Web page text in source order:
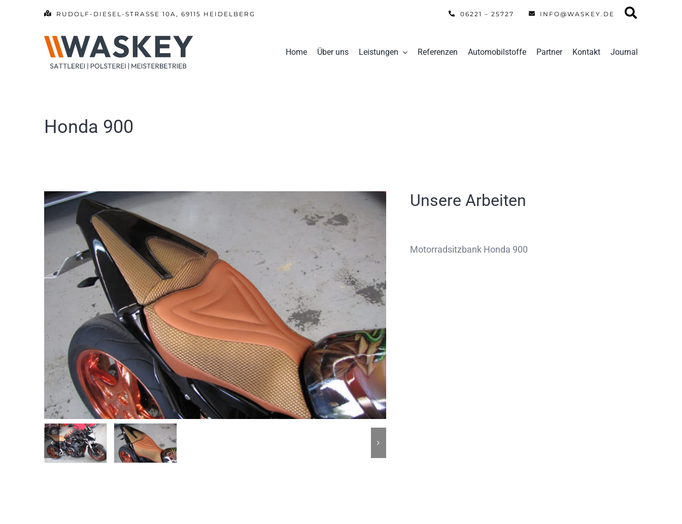
RUDOLF-DIESEL-STRASSE 10A, 69115 HEIDELBERG 06221 – 25727 INFO@WASKEY.DE
Home Über uns Leistungen Referenzen Automobilstoffe Partner Kontakt Journal
Honda 900
Unsere Arbeiten
Motorradsitzbank Honda 900